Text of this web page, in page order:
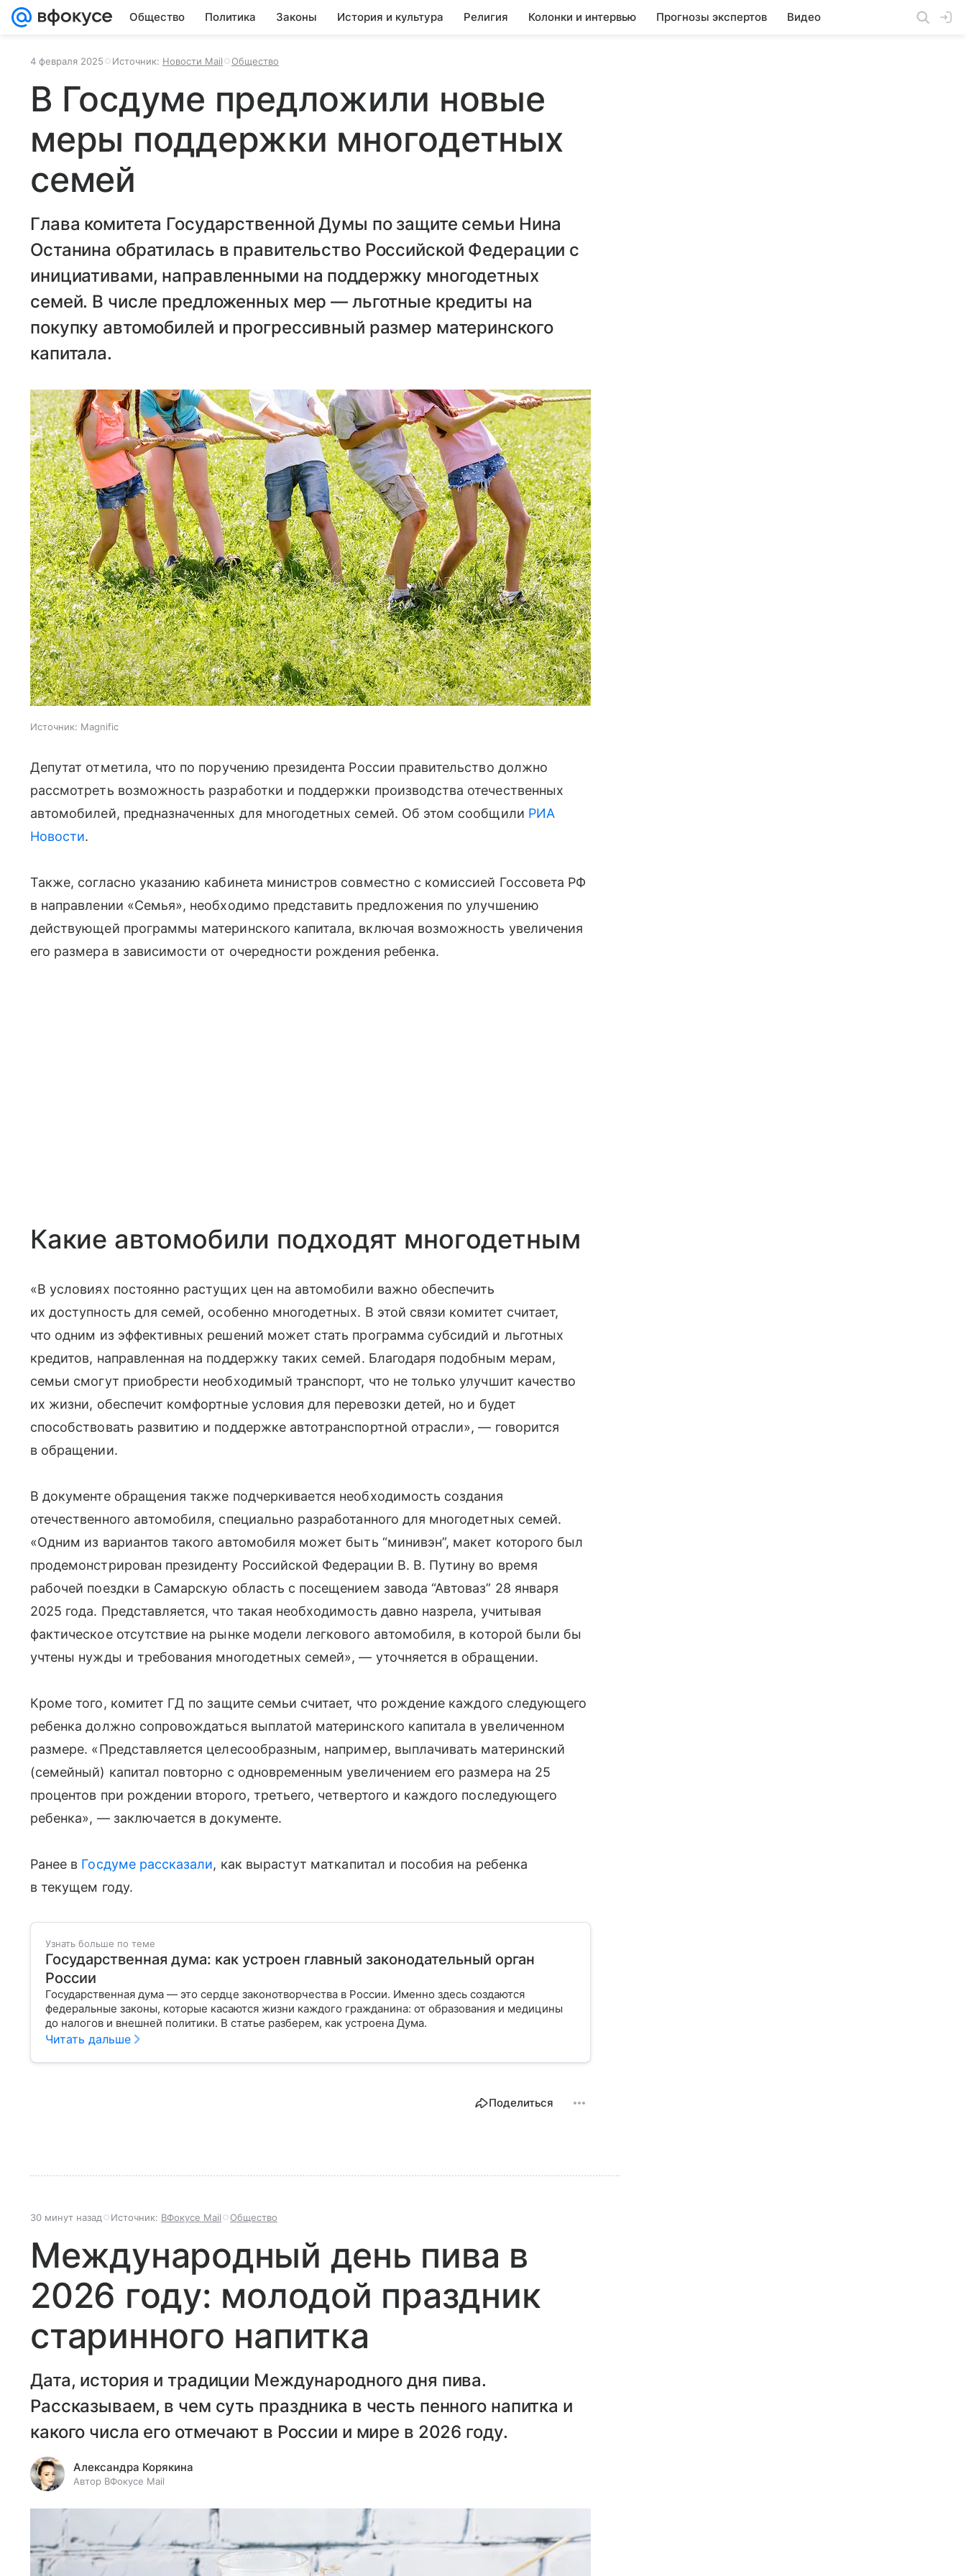
Общество Политика Законы История и культура Религия Колонки и интервью Прогнозы экспертов Видео
4 февраля 2025 Источник: Новости Mail Общество
В Госдуме предложили новые
меры поддержки многодетных
семей
Глава комитета Государственной Думы по защите семьи Нина
Останина обратилась в правительство Российской Федерации с
инициативами, направленными на поддержку многодетных
семей. В числе предложенных мер — льготные кредиты на
покупку автомобилей и прогрессивный размер материнского
капитала.
Источник: Magnific
Депутат отметила, что по поручению президента России правительство должно
рассмотреть возможность разработки и поддержки производства отечественных
автомобилей, предназначенных для многодетных семей. Об этом сообщили РИА
Новости.
Также, согласно указанию кабинета министров совместно с комиссией Госсовета РФ
в направлении «Семья», необходимо представить предложения по улучшению
действующей программы материнского капитала, включая возможность увеличения
его размера в зависимости от очередности рождения ребенка.
Какие автомобили подходят многодетным
«В условиях постоянно растущих цен на автомобили важно обеспечить
их доступность для семей, особенно многодетных. В этой связи комитет считает,
что одним из эффективных решений может стать программа субсидий и льготных
кредитов, направленная на поддержку таких семей. Благодаря подобным мерам,
семьи смогут приобрести необходимый транспорт, что не только улучшит качество
их жизни, обеспечит комфортные условия для перевозки детей, но и будет
способствовать развитию и поддержке автотранспортной отрасли», — говорится
в обращении.
В документе обращения также подчеркивается необходимость создания
отечественного автомобиля, специально разработанного для многодетных семей.
«Одним из вариантов такого автомобиля может быть “минивэн”, макет которого был
продемонстрирован президенту Российской Федерации В. В. Путину во время
рабочей поездки в Самарскую область с посещением завода “Автоваз” 28 января
2025 года. Представляется, что такая необходимость давно назрела, учитывая
фактическое отсутствие на рынке модели легкового автомобиля, в которой были бы
учтены нужды и требования многодетных семей», — уточняется в обращении.
Кроме того, комитет ГД по защите семьи считает, что рождение каждого следующего
ребенка должно сопровождаться выплатой материнского капитала в увеличенном
размере. «Представляется целесообразным, например, выплачивать материнский
(семейный) капитал повторно с одновременным увеличением его размера на 25
процентов при рождении второго, третьего, четвертого и каждого последующего
ребенка», — заключается в документе.
Ранее в Госдуме рассказали, как вырастут маткапитал и пособия на ребенка
в текущем году.
Узнать больше по теме
Государственная дума: как устроен главный законодательный орган
России
Государственная дума — это сердце законотворчества в России. Именно здесь создаются
федеральные законы, которые касаются жизни каждого гражданина: от образования и медицины
до налогов и внешней политики. В статье разберем, как устроена Дума.
Читать дальше
Поделиться
30 минут назад Источник: ВФокусе Mail Общество
Международный день пива в
2026 году: молодой праздник
старинного напитка
Дата, история и традиции Международного дня пива.
Рассказываем, в чем суть праздника в честь пенного напитка и
какого числа его отмечают в России и мире в 2026 году.
Александра Корякина
Автор ВФокусе Mail